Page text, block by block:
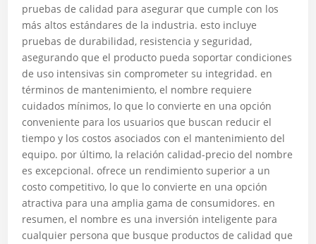
pruebas de calidad para asegurar que cumple con los
más altos estándares de la industria. esto incluye
pruebas de durabilidad, resistencia y seguridad,
asegurando que el producto pueda soportar condiciones
de uso intensivas sin comprometer su integridad. en
términos de mantenimiento, el nombre requiere
cuidados mínimos, lo que lo convierte en una opción
conveniente para los usuarios que buscan reducir el
tiempo y los costos asociados con el mantenimiento del
equipo. por último, la relación calidad-precio del nombre
es excepcional. ofrece un rendimiento superior a un
costo competitivo, lo que lo convierte en una opción
atractiva para una amplia gama de consumidores. en
resumen, el nombre es una inversión inteligente para
cualquier persona que busque productos de calidad que